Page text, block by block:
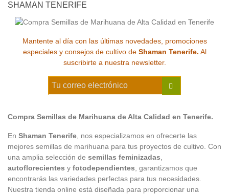
SHAMAN TENERIFE
Mantente al día con las últimas novedades, promociones
especiales y consejos de cultivo de Shaman Tenerife. Al
suscribirte a nuestra newsletter.
Compra Semillas de Marihuana de Alta Calidad en Tenerife.
En Shaman Tenerife , nos especializamos en ofrecerte las
mejores semillas de marihuana para tus proyectos de cultivo. Con
una amplia selección de semillas feminizadas
autoflorecientes y fotodependientes , garantizamos que
encontrarás las variedades perfectas para tus necesidades.
Nuestra tienda online está diseñada para proporcionar una